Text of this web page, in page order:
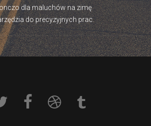
dla maluchów na zimę
do precyzyjnych prac.